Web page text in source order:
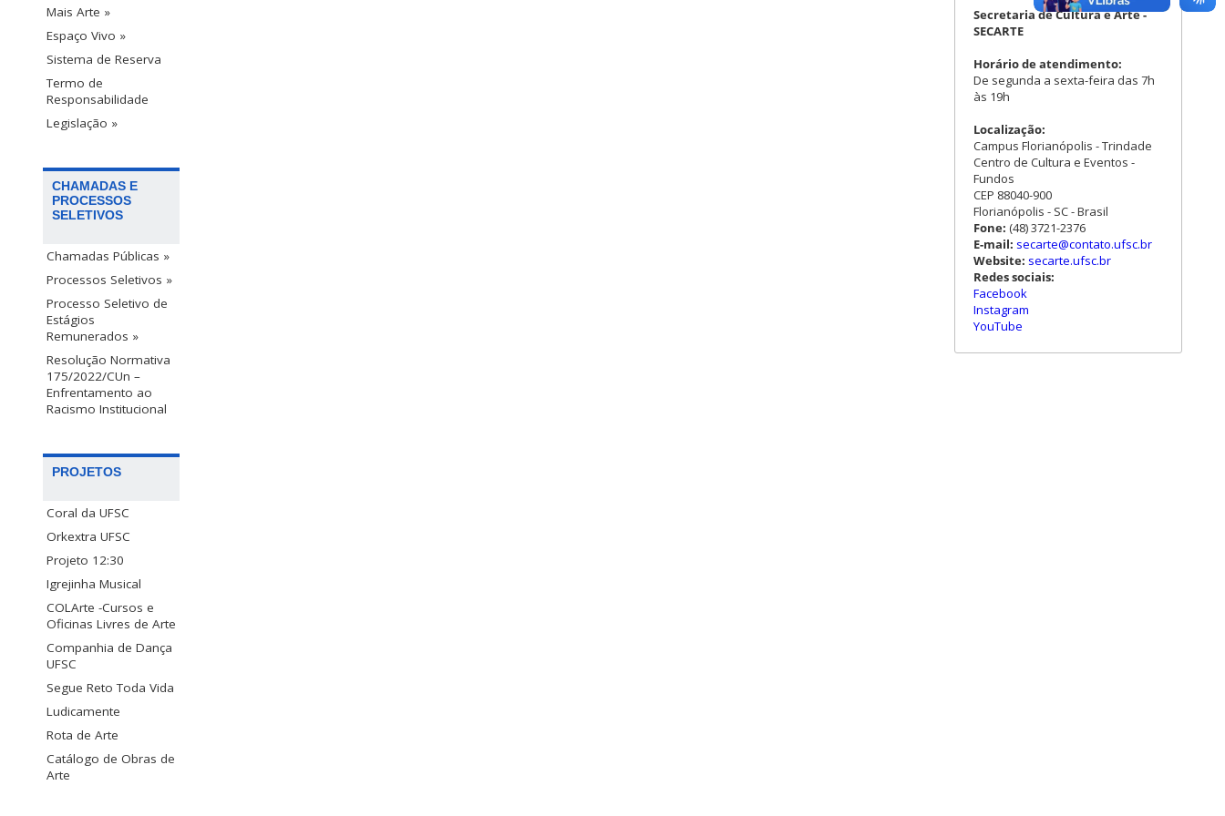
Mais Arte »
Espaço Vivo »
Sistema de Reserva
Termo de
Responsabilidade
Legislação »
CHAMADAS E
PROCESSOS
SELETIVOS
Chamadas Públicas »
Processos Seletivos »
Processo Seletivo de
Estágios
Remunerados »
Resolução Normativa
175/2022/CUn –
Enfrentamento ao
Racismo Institucional
PROJETOS
Coral da UFSC
Orkextra UFSC
Projeto 12:30
Igrejinha Musical
COLArte -Cursos e
Oficinas Livres de Arte
Companhia de Dança
UFSC
Segue Reto Toda Vida
Ludicamente
Rota de Arte
Catálogo de Obras de
Arte
Secretaria de Cultura e Arte -
SECARTE
Horário de atendimento:
De segunda a sexta-feira das 7h
às 19h
Localização:
Campus Florianópolis - Trindade
Centro de Cultura e Eventos -
Fundos
CEP 88040-900
Florianópolis - SC - Brasil
Fone: (48) 3721-2376
E-mail: secarte@contato.ufsc.br
Website: secarte.ufsc.br
Redes sociais:
Facebook
Instagram
YouTube